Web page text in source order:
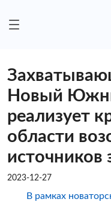
Новый
реализует
области
источников
2023-12-27
В рамках